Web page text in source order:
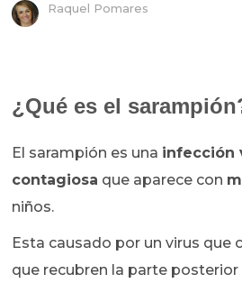
Raquel Pomares
¿Qué es el
El sarampión es una infección
contagiosa que aparece con
niños.
Esta causado por un virus que
que recubren la parte